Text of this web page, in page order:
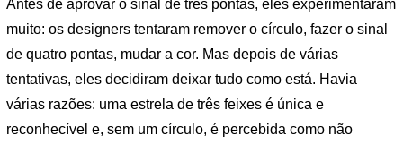
Antes de aprovar o sinal de três pontas, eles experimentaram
muito: os designers tentaram remover o círculo, fazer o sinal
de quatro pontas, mudar a cor. Mas depois de várias
tentativas, eles decidiram deixar tudo como está. Havia
várias razões: uma estrela de três feixes é única e
reconhecível e, sem um círculo, é percebida como não